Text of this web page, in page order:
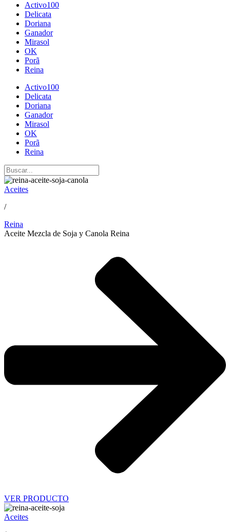
Activo100
Delicata
Doriana
Ganador
Mirasol
OK
Porã
Reina
Activo100
Delicata
Doriana
Ganador
Mirasol
OK
Porã
Reina
Aceites
/
Reina
Aceite Mezcla de Soja y Canola Reina
VER PRODUCTO
Aceites